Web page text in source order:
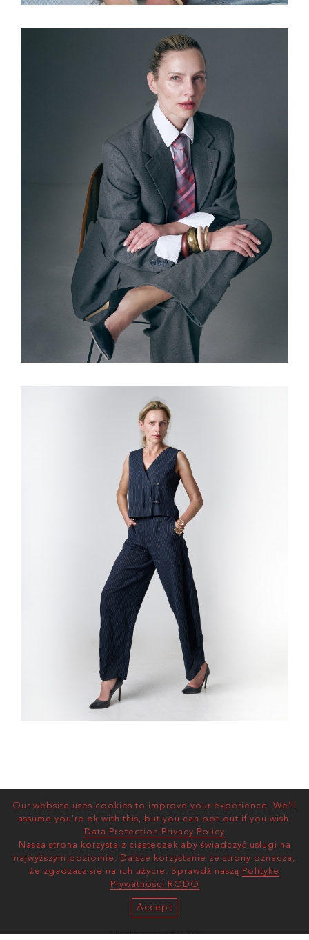
All rights reserved © 2026
Our website uses cookies to improve your experience. We'll
assume you're ok with this, but you can opt-out if you wish.
Data Protection Privacy Policy
Nasza strona korzysta z ciasteczek aby świadczyć usługi na
najwyższym poziomie. Dalsze korzystanie ze strony oznacza,
że zgadzasz sie na ich użycie. Sprawdź naszą Polityke
Prywatnosci RODO
Accept